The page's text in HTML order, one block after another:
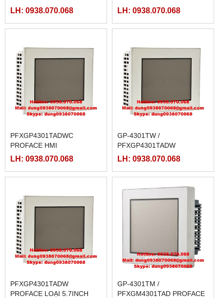
LH: 0938.070.068 LH: 0938.070.068
PFXGP4301TADWC
PROFACE HMI
LH: 0938.070.068
GP-4301TW /
PFXGP4301TADW
PROFACE
LH: 0938.070.068
PFXGP4301TADW
PROFACE LOẠI 5.7INCH
GP-4301TM /
PFXGM4301TAD PROFACE